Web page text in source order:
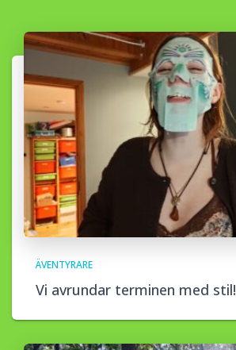
ÄVENTYRARE
Vi avrundar terminen med stil!